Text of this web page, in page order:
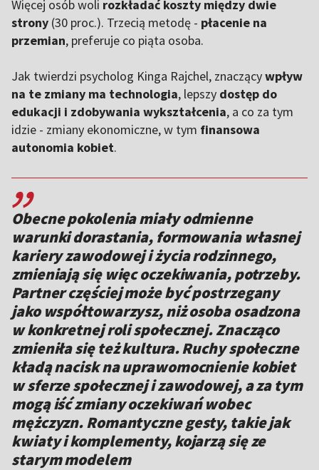
Więcej osób woli rozkładać koszty między dwie
strony (30 proc.). Trzecią metodę - płacenie na
przemian, preferuje co piąta osoba.
Jak twierdzi psycholog Kinga Rajchel, znaczącywpływ
na te zmiany ma technologia, lepszy dostęp do
edukacji i zdobywania wykształcenia, a co za tym
idzie - zmiany ekonomiczne, w tym finansowa
autonomia kobiet.
,,
Obecne pokolenia miały odmienne
warunki dorastania, formowania własnej
kariery zawodowej i życia rodzinnego,
zmieniają się więc oczekiwania, potrzeby.
Partner częściej może być postrzegany
jako współtowarzysz, niż osoba osadzona
w konkretnej roli społecznej. Znacząco
zmieniła się też kultura. Ruchy społeczne
kładą nacisk na uprawomocnienie kobiet
w sferze społecznej i zawodowej, a za tym
mogą iść zmiany oczekiwań wobec
mężczyzn. Romantyczne gesty, takie jak
kwiaty i komplementy, kojarzą się ze
starym modelem